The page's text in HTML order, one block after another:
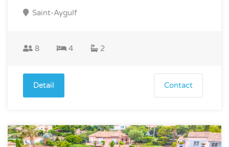
Saint-Aygulf
8 4 2
Detail Contact